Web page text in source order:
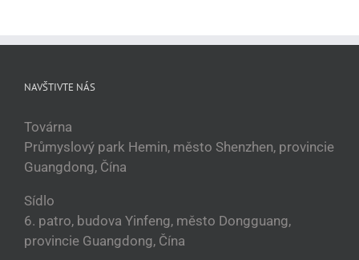
NAVŠTIVTE NÁS
Továrna
Průmyslový park Hemin, město Shenzhen, provincie
Guangdong, Čína
Sídlo
6. patro, budova Yinfeng, město Dongguang,
provincie Guangdong, Čína